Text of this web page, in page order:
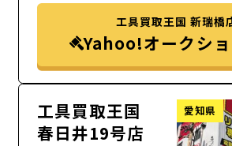
工具買取王国 新瑞橋
Yahoo!オークシ
工具買取王国
春日井19号店
愛知県